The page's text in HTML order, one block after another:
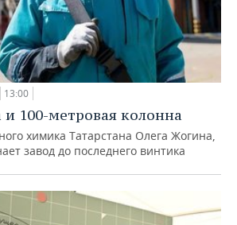
13:00
100-метровая колонна
химика Татарстана Олега Жогина,
завод до последнего винтика